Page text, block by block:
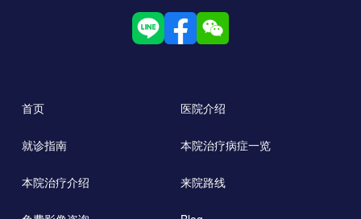
首页 医院介绍
就诊指南 本院治疗病症一览
本院治疗介绍 来院路线